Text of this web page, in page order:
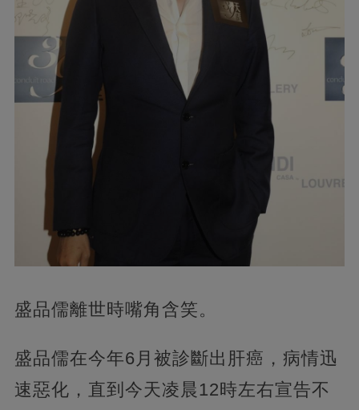
盛品儒離世時嘴角含笑。
盛品儒在今年6月被診斷出肝癌，病情迅
速惡化，直到今天凌晨12時左右宣告不